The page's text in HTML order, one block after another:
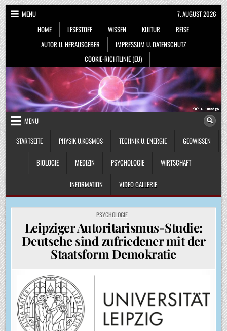
Skip
to
content
MENU
HOME
LESESTOFF WISSEN KULTUR
REISE
AUTOR U. HERAUSGEBER
IMPRESSUM U. DATENSCHUTZ
COOKIE-RICHTLINIE (EU)
7. AUGUST 2026
MENU
STARTSEITE
PHYSIK U.KOSMOS TECHNIK U. ENERGIE GEOWISSEN
BIOLOGIE MEDIZIN PSYCHOLOGIE WIRTSCHAFT
INFORMATION VIDEO GALLERIE
POSTED
IN
PSYCHOLOGIE
Leipziger Autoritarismus-Studie:
Deutsche sind zufriedener mit der
Staatsform Demokratie